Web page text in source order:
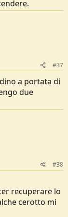
#37
a portata di
due
#38
recuperare lo
cerotto mi